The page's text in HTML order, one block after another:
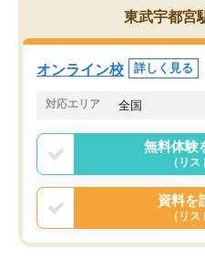
がら頑張って欲しいと思いま
東武宇都宮
オンライン校 詳しく見る
対応エリア 全国
無料体験
（リ
資料を
（リ